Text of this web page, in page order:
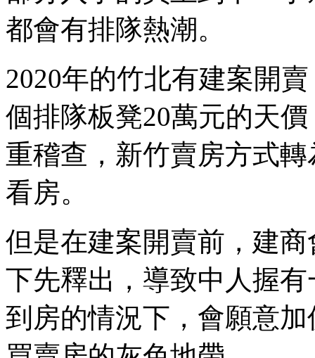
都會有排隊熱潮。
2020年的竹北有建案開
個排隊板凳20萬元的天
重稽查，新竹賣房方式
看房。
但是在建案開賣前，建
下先釋出，導致中人握
到房的情況下，會願意